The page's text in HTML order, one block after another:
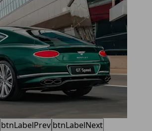
btnLabelPrev btnLabelNext